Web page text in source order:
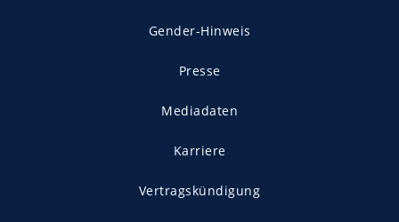
Gender-Hinweis
Presse
Mediadaten
Karriere
Vertragskündigung